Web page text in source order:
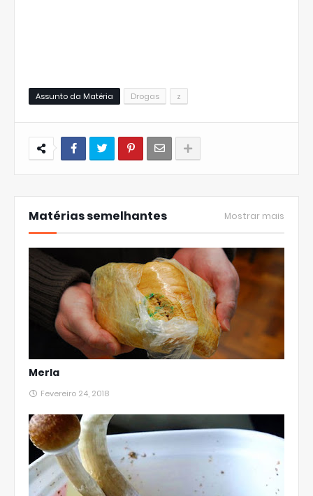
Assunto da Matéria Drogas z
Matérias semelhantes Mostrar mais
Merla
Fevereiro 24, 2018